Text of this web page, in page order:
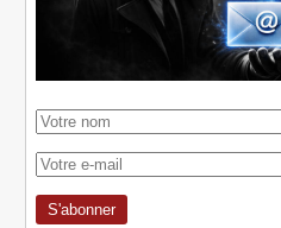
S'abonner